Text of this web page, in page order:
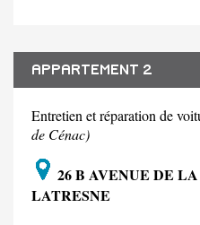
APPARTEMENT 2
Entretien et réparation de
de Cénac)
26 B AVENUE DE
LATRESNE